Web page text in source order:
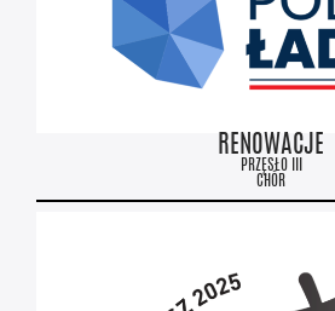
RENOWACJE
PRZĘSŁO III
CHÓR